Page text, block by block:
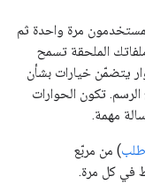
مرة واحدة ثم
الملحقة تسمح
يتضمّن خيارات بشأن
الرسم. تكون الحوارات
مهمة.
طلب) من مربّع
في كل مرة.